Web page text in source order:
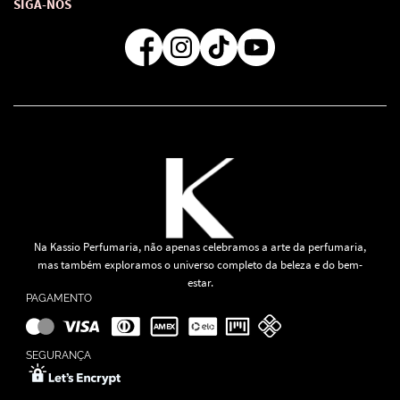
Regra de Frete Grátis
SIGA-NOS
Na Kassio Perfumaria, não apenas celebramos a arte da perfumaria,
mas também exploramos o universo completo da beleza e do bem-
estar.
PAGAMENTO
SEGURANÇA